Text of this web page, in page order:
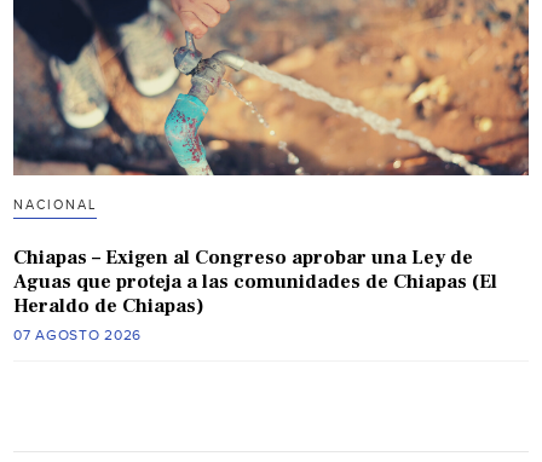
NACIONAL
Chiapas – Exigen al Congreso aprobar una Ley de
Aguas que proteja a las comunidades de Chiapas (El
Heraldo de Chiapas)
07 AGOSTO 2026